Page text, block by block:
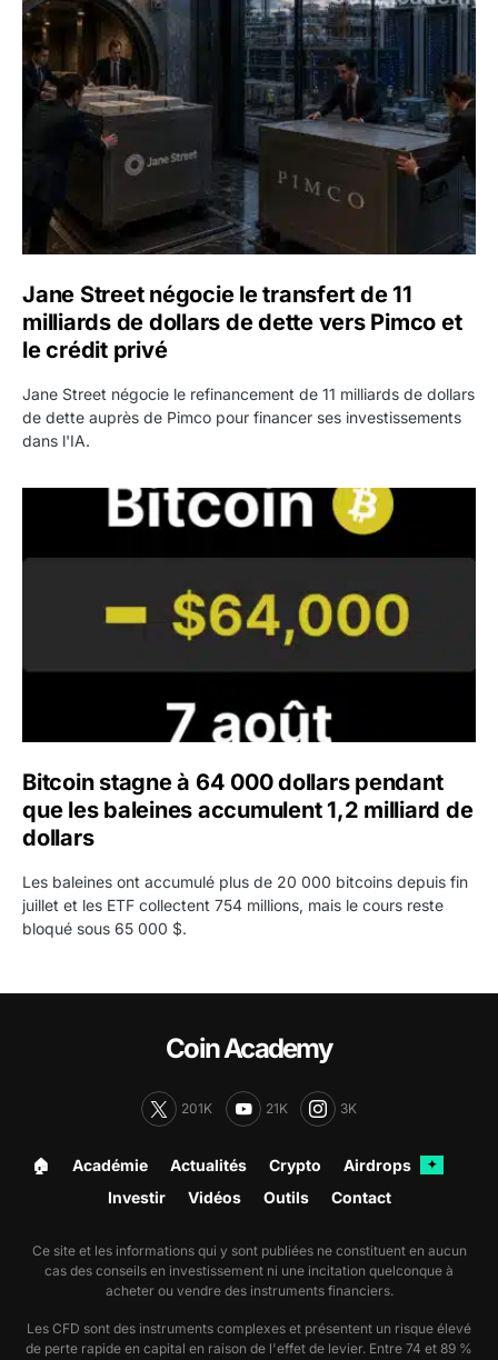
Jane Street négocie le transfert de 11 milliards de
Jane Street négocie le transfert de 11
milliards de dollars de dette vers Pimco et
le crédit privé
Jane Street négocie le refinancement de 11 milliards de dollars
de dette auprès de Pimco pour financer ses investissements
dans l'IA.
Bitcoin stagne à 64 000 dollars pendant que les
Bitcoin stagne à 64 000 dollars pendant
que les baleines accumulent 1,2 milliard de
dollars
Les baleines ont accumulé plus de 20 000 bitcoins depuis fin
juillet et les ETF collectent 754 millions, mais le cours reste
bloqué sous 65 000 $.
Coin Academy
201K 21K 3K
🏠︎ Académie Actualités Crypto Airdrops ✦
Investir Vidéos Outils Contact
Ce site et les informations qui y sont publiées ne constituent en aucun
cas des conseils en investissement ni une incitation quelconque à
acheter ou vendre des instruments financiers.
Les CFD sont des instruments complexes et présentent un risque élevé
de perte rapide en capital en raison de l'effet de levier. Entre 74 et 89 %